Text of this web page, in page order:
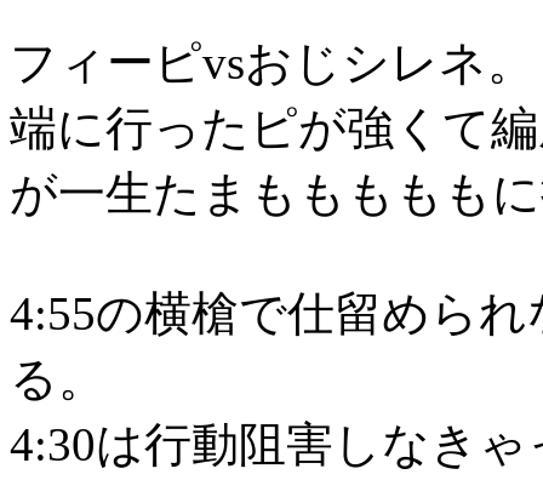
フィーピvsおじシレネ。
端に行ったピが強くて
が一生たまももももも
4:55の横槍で仕留めら
る。
4:30は行動阻害しなき